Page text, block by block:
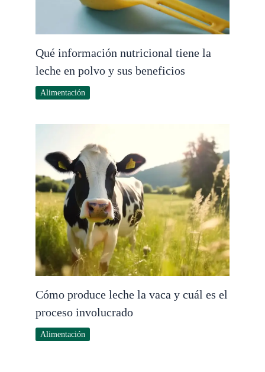
Qué información nutricional tiene la
leche en polvo y sus beneficios
Alimentación
Cómo produce leche la vaca y cuál es el
proceso involucrado
Alimentación